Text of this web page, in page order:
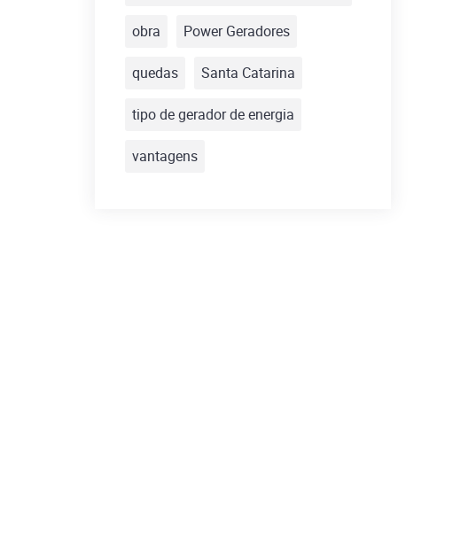
obra Power Geradores
quedas Santa Catarina
tipo de gerador de energia
vantagens